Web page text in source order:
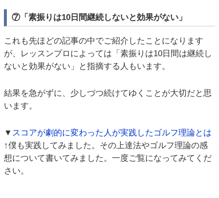
⑦「素振りは10日間継続しないと効果がない」
これも先ほどの記事の中でご紹介したことになります
が、レッスンプロによっては「素振りは10日間は継続し
ないと効果がない」と指摘する人もいます。
結果を急がずに、少しづつ続けてゆくことが大切だと思
います。
▼ スコアが劇的に変わった人が実践したゴルフ理論とは
↑僕も実践してみました。その上達法やゴルフ理論の感
想について書いてみました。一度ご覧になってみてくだ
さい。